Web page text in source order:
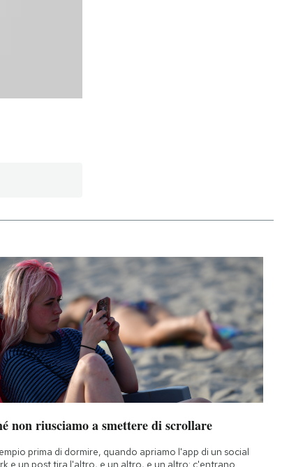
non riusciamo a smettere di scrollare
prima di dormire, quando apriamo l'app di un social
e un post tira l'altro, e un altro, e un altro: c'entrano